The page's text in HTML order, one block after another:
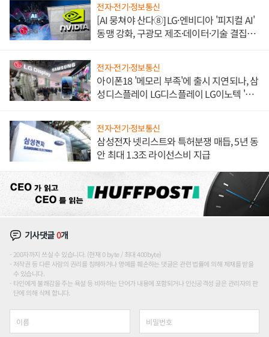
전자·전기·정보통신
[AI 뭉쳐야 산다⑧] LG·엔비디아 '피지컬 AI'
동맹 강화, 구광모 제조·데이터·기술 결집
전자·전기·정보통신
아이폰18 '메모리 부족'에 출시 지연되나, 삼
성디스플레이 LG디스플레이 LG이노텍 '탈
전자·전기·정보통신
삼성전자 넷리스트와 특허분쟁 매듭, 5년 동
안 최대 1.3조 라이선스비 지급
기사댓글0개
200자까지 쓰실 수 있습니다. (현재 0 byte / 최대 400byte)
저작권 등 다른 사람의 권리를 침해하거나 명예를 훼손하는 댓글은 관련 법률에 의해 제재를 받을
수 있습니다.
타인에게 불쾌감을 주는 욕설 등 비하하는 단어가 내용에 포함되거나 인신공격성 글은 관리자의 판
단에 의해 삭제 합니다.